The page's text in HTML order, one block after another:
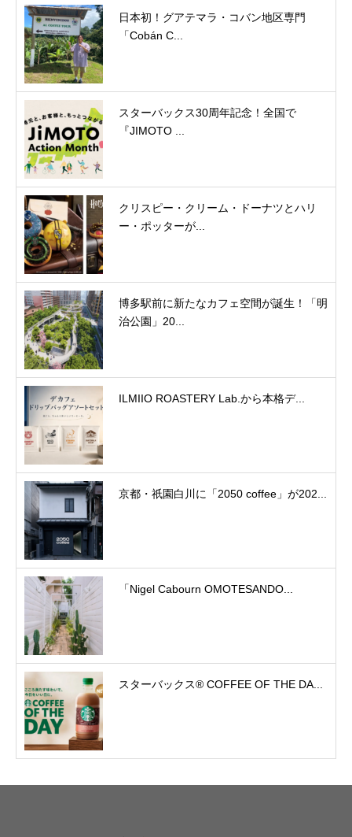
日本初！グアテマラ・コバン地区専門
「Cobán C...
スターバックス30周年記念！全国で
『JIMOTO ...
クリスピー・クリーム・ドーナツとハリ
ー・ポッターが...
博多駅前に新たなカフェ空間が誕生！「明
治公園」20...
ILMIIO ROASTERY Lab.から本格デ...
京都・祇園白川に「2050 coffee」が202...
「Nigel Cabourn OMOTESANDO...
スターバックス® COFFEE OF THE DA...